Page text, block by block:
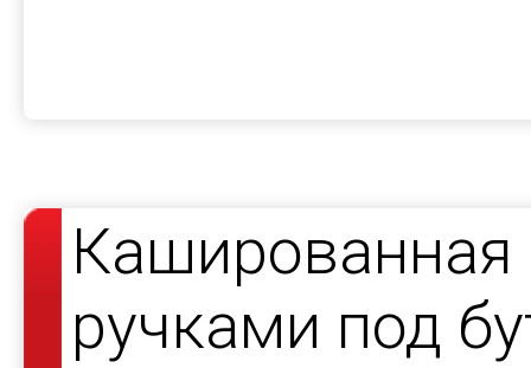
ручками под